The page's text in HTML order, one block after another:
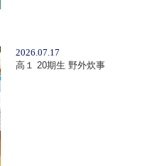
2026.07.17
高１ 20期生 野外炊事